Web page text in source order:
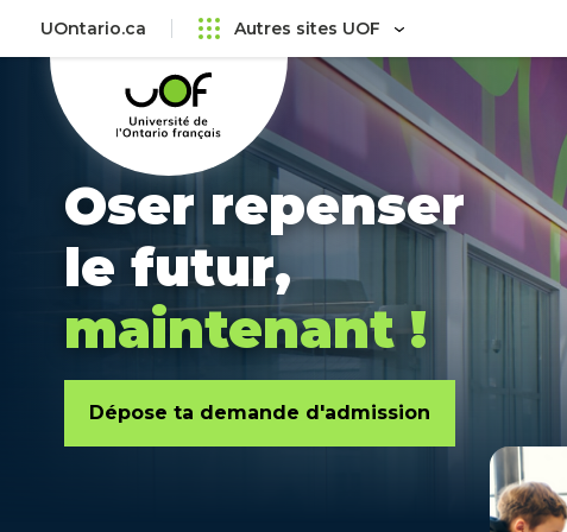
menu
principal
contenu
UOntario.ca Autres sites UOF
Université
de
l'Ontario
français
Accueil
Oser repenser
le futur,
maintenant !
Dépose ta demande d'admission